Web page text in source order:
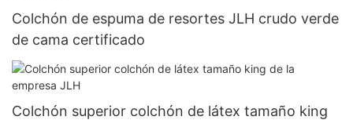
Colchón de espuma de resortes JLH crudo verde
de cama certificado
Colchón superior colchón de látex tamaño king